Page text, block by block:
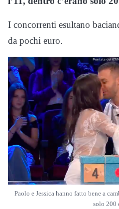
I concorrenti esultano
da pochi euro.
Paolo e Jessica hanno fatto bene a
solo 200